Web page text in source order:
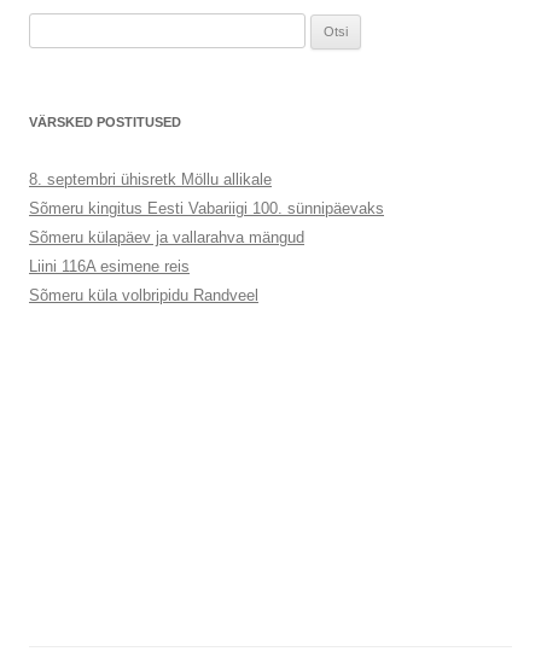
VÄRSKED POSTITUSED
8. septembri ühisretk Möllu allikale
Sõmeru kingitus Eesti Vabariigi 100. sünnipäevaks
Sõmeru külapäev ja vallarahva mängud
Liini 116A esimene reis
Sõmeru küla volbripidu Randveel